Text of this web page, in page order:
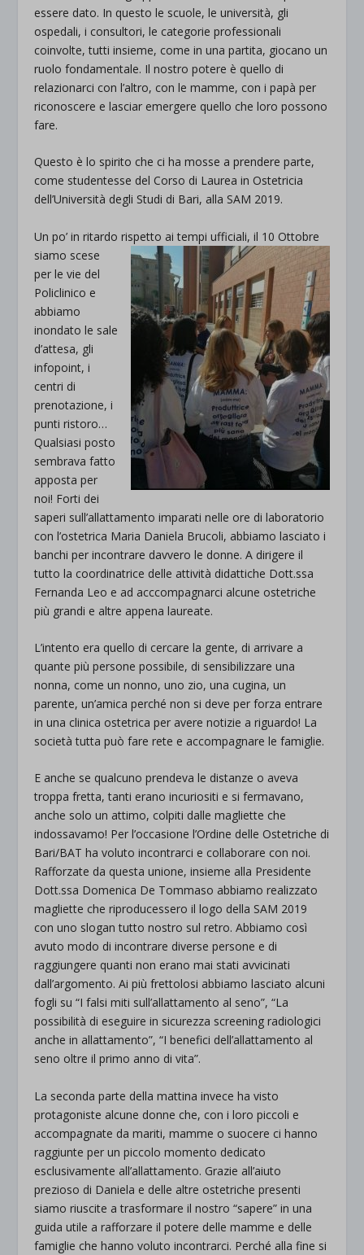
essere dato. In questo le scuole, le università, gli
ospedali, i consultori, le categorie professionali
coinvolte, tutti insieme, come in una partita, giocano un
ruolo fondamentale. Il nostro potere è quello di
relazionarci con l’altro, con le mamme, con i papà per
riconoscere e lasciar emergere quello che loro possono
fare.
Questo è lo spirito che ci ha mosse a prendere parte,
come studentesse del Corso di Laurea in Ostetricia
dell’Università degli Studi di Bari, alla SAM 2019.
Un po’ in ritardo rispetto aitempi ufficiali, il 10 Ottobre
siamo scese
per le vie del
Policlinico e
abbiamo
inondato le sale
d’attesa, gli
infopoint, i
centri di
prenotazione, i
punti ristoro…
Qualsiasi posto
sembrava fatto
apposta per
noi! Forti dei
saperi sull’allattamento imparati nelle ore di laboratorio
con l’ostetrica Maria Daniela Brucoli, abbiamo lasciato i
banchi per incontrare davvero le donne. A dirigere il
tutto la coordinatrice delle attività didattiche Dott.ssa
Fernanda Leo e ad acccompagnarci alcune ostetriche
più grandi e altre appena laureate.
L’intento era quello di cercare la gente, di arrivare a
quante più persone possibile, di sensibilizzare una
nonna, come un nonno, uno zio, una cugina, un
parente, un’amica perché non si deve per forza entrare
in una clinica ostetrica per avere notizie a riguardo! La
società tutta può fare rete e accompagnare le famiglie.
E anche se qualcuno prendeva le distanze o aveva
troppa fretta, tanti erano incuriositi e si fermavano,
anche solo un attimo, colpiti dalle magliette che
indossavamo! Per l’occasione l’Ordine delle Ostetriche di
Bari/BAT ha voluto incontrarci e collaborare con noi.
Rafforzate da questa unione, insieme alla Presidente
Dott.ssa Domenica De Tommaso abbiamo realizzato
magliette che riproducessero il logo della SAM 2019
con uno slogan tutto nostro sul retro. Abbiamo così
avuto modo di incontrare diverse persone e di
raggiungere quanti non erano mai stati avvicinati
dall’argomento. Ai più frettolosi abbiamo lasciato alcuni
fogli su “I falsi miti sull’allattamento al seno”, “La
possibilità di eseguire in sicurezza screening radiologici
anche in allattamento”, “I benefici dell’allattamento al
seno oltre il primo anno di vita”.
La seconda parte della mattina invece ha visto
protagoniste alcune donne che, con i loro piccoli e
accompagnate da mariti, mamme o suocere ci hanno
raggiunte per un piccolo momento dedicato
esclusivamente all’allattamento. Grazie all’aiuto
prezioso di Daniela e delle altre ostetriche presenti
siamo riuscite a trasformare il nostro “sapere” in una
guida utile a rafforzare il potere delle mamme e delle
famiglie che hanno voluto incontrarci. Perché alla fine si